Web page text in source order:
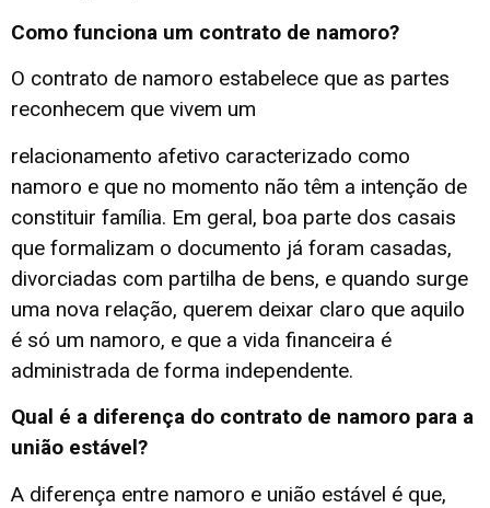
Como funciona um contrato de namoro?
O contrato de namoro estabelece que as partes
reconhecem que vivem um
relacionamento afetivo caracterizado como
namoro e que no momento não têm a intenção de
constituir família. Em geral, boa parte dos casais
que formalizam o documento já foram casadas,
divorciadas com partilha de bens, e quando surge
uma nova relação, querem deixar claro que aquilo
é só um namoro, e que a vida financeira é
administrada de forma independente.
Qual é a diferença do contrato de namoro para a
união estável?
A diferença entre namoro e união estável é que,